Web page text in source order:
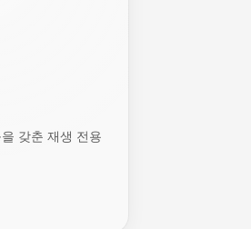
갖춘 재생 전용